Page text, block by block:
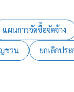
แผนการจัดซื้อจัดจ้าง
ชวน
ยกเลิกปร